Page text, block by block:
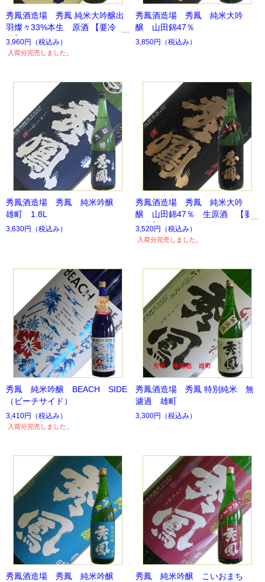
秀鳳酒造場 秀鳳 純米大吟醸出
羽燦々33%本生 原酒 【要冷
蔵】
3,960円 （税込み）
入荷分完売しました。
秀鳳酒造場 秀鳳 純米大吟
醸 山田錦47％
3,850円 （税込み）
秀鳳酒造場 秀鳳 純米吟醸
雄町 1.8L
3,630円 （税込み）
秀鳳酒造場 秀鳳 純米大吟
醸 山田錦47％ 生原酒 【要
冷蔵】
3,520円 （税込み）
入荷分完売しました。
秀鳳 純米吟醸 BEACH SIDE
（ビーチサイド）
3,410円 （税込み）
入荷分完売しました。
秀鳳酒造場 秀鳳 特別純米 無
濾過 雄町
3,300円 （税込み）
秀鳳酒造場 秀鳳 純米吟醸
秀鳳 純米吟醸 こいおまち